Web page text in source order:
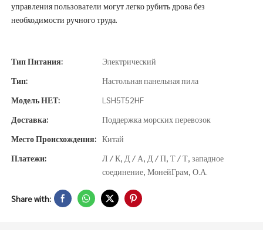
управления пользователи могут легко рубить дрова без
необходимости ручного труда.
Тип Питания:
Электрический
Тип:
Настольная панельная пила
Модель НЕТ:
LSH5T52HF
Доставка:
Поддержка морских перевозок
Место Происхождения: Китай
Платежи:
Л / К, Д / А, Д / П, Т / Т, западное
соединение, МонейГрам, О.А.
Share with: